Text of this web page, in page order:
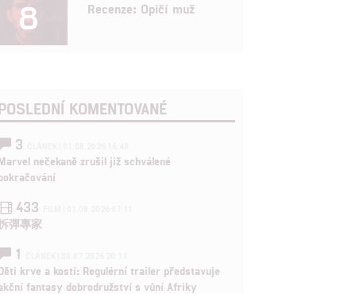
8 Recenze: Opičí muž
KOMENTOVANÉ
3
nečekaně zrušil již schválené
433
彈專家
1
krve a kostí: Regulérní trailer představuje
fantasy dobrodružství s vůní Afriky